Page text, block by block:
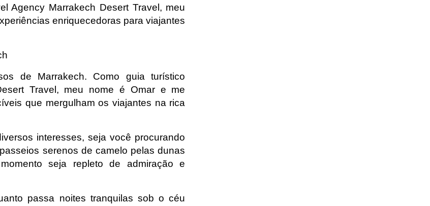
Agency Marrakech Desert Travel, meu
enriquecedoras para viajantes
de Marrakech. Como guia turístico
Travel, meu nome é Omar e me
que mergulham os viajantes na rica
interesses, seja você procurando
serenos de camelo pelas dunas
seja repleto de admiração e
passa noites tranquilas sob o céu